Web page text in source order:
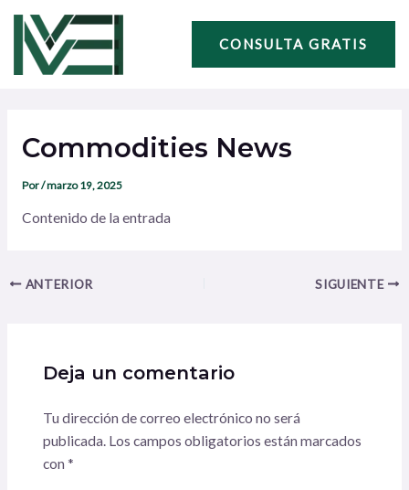
contenido
CONSULTA GRATIS
Commodities News
Por/marzo 19, 2025
Contenido de la entrada
entradas
ANTERIOR SIGUIENTE
Deja un comentario
Tu dirección de correo electrónico no será
publicada. Los campos obligatorios están marcados
con *